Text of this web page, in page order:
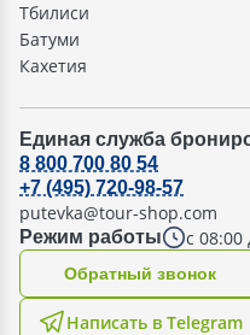
Тбилиси
Батуми
Кахетия
Единая служба
Режим работы с 08:00
8 800 700 80 54
+7 (495) 720-98-57
putevka@tour-shop.com
Написать в Telegram
Oбратный звонок